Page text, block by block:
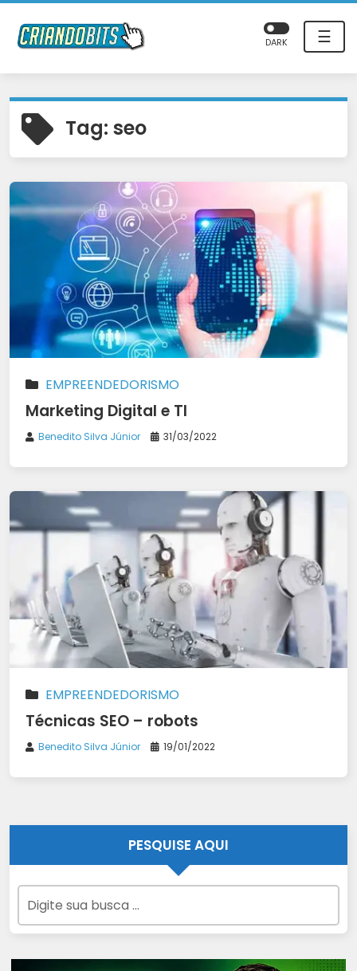
☰
DARK
Tag: seo
EMPREENDEDORISMO
Marketing Digital e TI
Benedito Silva Júnior 31/03/2022
EMPREENDEDORISMO
Técnicas SEO – robots
Benedito Silva Júnior 19/01/2022
PESQUISE AQUI